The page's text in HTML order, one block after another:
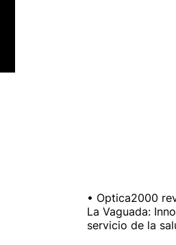
Optica2000
La Vaguada:
servicio de la